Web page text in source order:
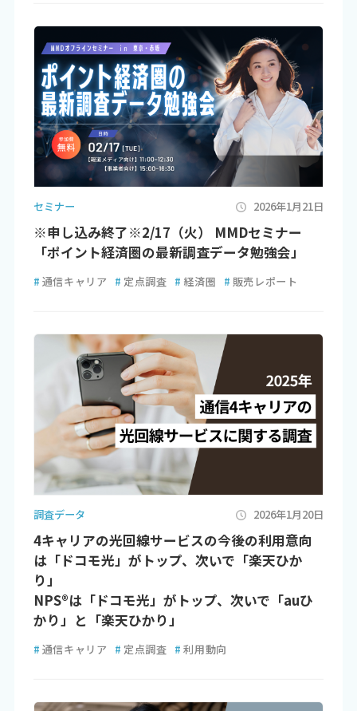
セミナー 2026年1月21日
※申し込み終了※2/17（火） MMDセミナー
「ポイント経済圏の最新調査データ勉強会」
# 通信キャリア # 定点調査 # 経済圏 # 販売レポート
調査データ 2026年1月20日
4キャリアの光回線サービスの今後の利用意向
は「ドコモ光」がトップ、次いで「楽天ひか
り」
NPS®は「ドコモ光」がトップ、次いで「auひ
かり」と「楽天ひかり」
# 通信キャリア # 定点調査 # 利用動向